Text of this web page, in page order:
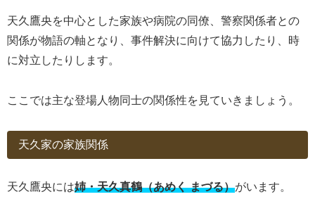
天久鷹央を中心とした家族や病院の同僚、警察関係者との
関係が物語の軸となり、事件解決に向けて協力したり、時
に対立したりします。
ここでは主な登場人物同士の関係性を見ていきましょう。
天久家の家族関係
天久鷹央には姉・天久真鶴（あめく まづる）がいます。